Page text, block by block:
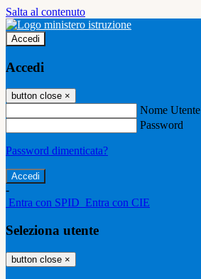
Salta al contenuto
Accedi
Accedi
button close ×
Nome Utente
Password
Password dimenticata?
-
Entra con SPID Entra con CIE
Seleziona utente
button close ×